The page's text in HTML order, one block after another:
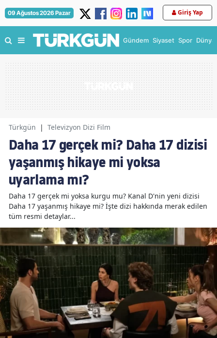
09 Ağustos 2026 Pazar Giriş Yap
Gündem Siyaset Spor Dünya
Türkgün | Televizyon Dizi Film
Daha 17 gerçek mi? Daha 17 dizisi
yaşanmış hikaye mi yoksa
uyarlama mı?
Daha 17 gerçek mi yoksa kurgu mu? Kanal D'nin yeni dizisi
Daha 17 yaşanmış hikaye mi? İşte dizi hakkında merak edilen
tüm resmi detaylar...